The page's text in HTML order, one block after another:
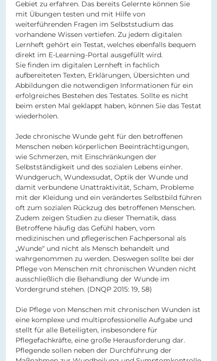
Gebiet zu erfahren. Das bereits Gelernte können Sie
mit Übungen testen und mit Hilfe von
weiterführenden Fragen im Selbststudium das
vorhandene Wissen vertiefen. Zu jedem digitalen
Lernheft gehört ein Testat, welches ebenfalls bequem
direkt im E-Learning-Portal ausgefüllt wird.
Sie finden im digitalen Lernheft in fachlich
aufbereiteten Texten, Erklärungen, Übersichten und
Abbildungen die notwendigen Informationen für ein
erfolgreiches Bestehen des Testates. Sollte es nicht
beim ersten Mal geklappt haben, können Sie das Testat
wiederholen.
Jede chronische Wunde geht für den betroffenen
Menschen neben körperlichen Beeinträchtigungen,
wie Schmerzen, mit Einschränkungen der
Selbstständigkeit und des sozialen Lebens einher.
Wundgeruch, Wundexsudat, Optik der Wunde und
damit verbundene Unattraktivität, Scham, Probleme
mit der Kleidung und ein verändertes Selbstbild führen
oft zum sozialen Rückzug des betroffenen Menschen.
Zudem zeigen Studien zu dieser Thematik, dass
Betroffene häufig das Gefühl haben, vom
medizinischen und pflegerischen Fachpersonal als
„Wunde“ und nicht als Mensch behandelt und
wahrgenommen zu werden. Deswegen sollte bei der
Pflege von Menschen mit chronischen Wunden nicht
ausschließlich die Behandlung der Wunde im
Vordergrund stehen. (DNQP 2015: 19, 58)
Die Pflege von Menschen mit chronischen Wunden ist
eine komplexe und multiprofessionelle Aufgabe und
stellt für alle Beteiligten, insbesondere für
Pflegefachkräfte, eine große Herausforderung dar.
Pflegende sollen neben der Durchführung der